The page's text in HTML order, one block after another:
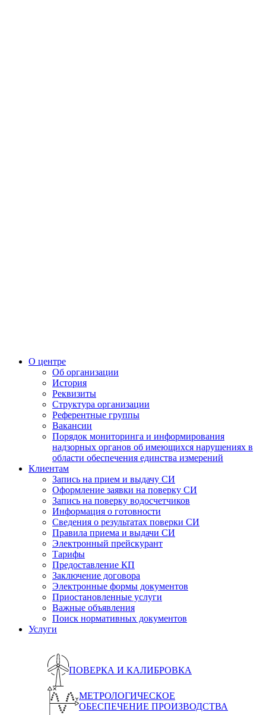
О центре
Об организации
История
Реквизиты
Структура организации
Референтные группы
Вакансии
Порядок мониторинга и информирования
надзорных органов об имеющихся нарушениях в
области обеспечения единства измерений
Клиентам
Запись на прием и выдачу СИ
Оформление заявки на поверку СИ
Запись на поверку водосчетчиков
Информация о готовности
Сведения о результатах поверки СИ
Правила приема и выдачи СИ
Электронный прейскурант
Тарифы
Предоставление КП
Заключение договора
Электронные формы документов
Приостановленные услуги
Важные объявления
Поиск нормативных документов
Услуги
ПОВЕРКА И КАЛИБРОВКА
МЕТРОЛОГИЧЕСКОЕ
ОБЕСПЕЧЕНИЕ ПРОИЗВОДСТВА